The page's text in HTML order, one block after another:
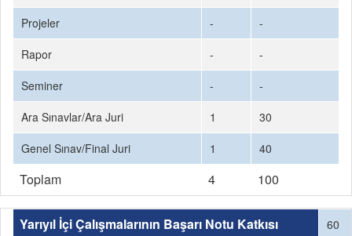
Projeler
-
-
Rapor
-
-
Seminer
-
-
Ara Sınavlar/Ara Juri
1
30
Genel Sınav/Final Juri
1 40
Toplam 4 100
Yarıyıl İçi Çalışmalarının Başarı Notu Katkısı 60